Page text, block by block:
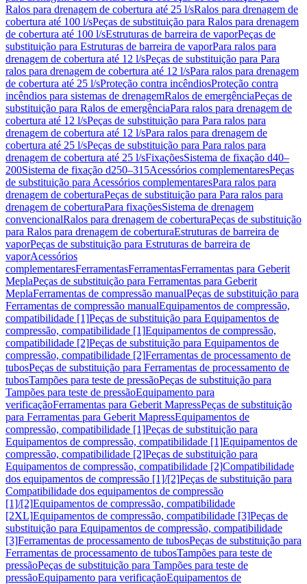
Ralos para drenagem de cobertura até 25 l/sRalos para drenagem de
cobertura até 100 l/sPeças de substituição para Ralos para drenagem
de cobertura até 100 l/sEstruturas de barreira de vaporPeças de
substituição para Estruturas de barreira de vaporPara ralos para
drenagem de cobertura até 12 l/sPeças de substituição para Para
ralos para drenagem de cobertura até 12 l/sPara ralos para drenagem
de cobertura até 25 l/sProteção contra incêndiosProteção contra
incêndios para sistemas de drenagemRalos de emergênciaPeças de
substituição para Ralos de emergênciaPara ralos para drenagem de
cobertura até 12 l/sPeças de substituição para Para ralos para
drenagem de cobertura até 12 l/sPara ralos para drenagem de
cobertura até 25 l/sPeças de substituição para Para ralos para
drenagem de cobertura até 25 l/sFixaçõesSistema de fixação d40–
200Sistema de fixação d250–315Acessórios complementaresPeças
de substituição para Acessórios complementaresPara ralos para
drenagem de coberturaPeças de substituição para Para ralos para
drenagem de coberturaPara fixaçõesSistema de drenagem
convencionalRalos para drenagem de coberturaPeças de substituição
para Ralos para drenagem de coberturaEstruturas de barreira de
vaporPeças de substituição para Estruturas de barreira de
vaporAcessórios
complementaresFerramentasFerramentasFerramentas para Geberit
MeplaPeças de substituição para Ferramentas para Geberit
MeplaFerramentas de compressão manualPeças de substituição para
Ferramentas de compressão manualEquipamentos de compressão,
compatibilidade [1]Peças de substituição para Equipamentos de
compressão, compatibilidade [1]Equipamentos de compressão,
compatibilidade [2]Peças de substituição para Equipamentos de
compressão, compatibilidade [2]Ferramentas de processamento de
tubosPeças de substituição para Ferramentas de processamento de
tubosTampões para teste de pressãoPeças de substituição para
Tampões para teste de pressãoEquipamento para
verificaçãoFerramentas para Geberit MapressPeças de substituição
para Ferramentas para Geberit MapressEquipamentos de
compressão, compatibilidade [1]Peças de substituição para
Equipamentos de compressão, compatibilidade [1]Equipamentos de
compressão, compatibilidade [2]Peças de substituição para
Equipamentos de compressão, compatibilidade [2]Compatibilidade
dos equipamentos de compressão [1]/[2]Peças de substituição para
Compatibilidade dos equipamentos de compressão
[1]/[2]Equipamentos de compressão, compatibilidade
[2XL]Equipamentos de compressão, compatibilidade [3]Peças de
substituição para Equipamentos de compressão, compatibilidade
[3]Ferramentas de processamento de tubosPeças de substituição para
Ferramentas de processamento de tubosTampões para teste de
pressãoPeças de substituição para Tampões para teste de
pressãoEquipamento para verificaçãoEquipamentos de